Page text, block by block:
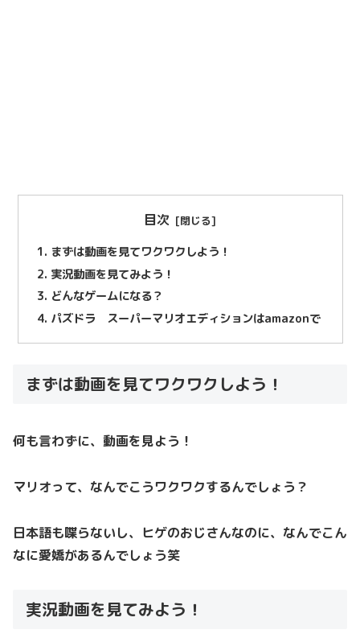
目次
まずは動画を見てワクワクしよう！
実況動画を見てみよう！
どんなゲームになる？
パズドラ スーパーマリオエディションはamazonで
まずは動画を見てワクワクしよう！
何も言わずに、動画を見よう！
マリオって、なんでこうワクワクするんでしょう？
日本語も喋らないし、ヒゲのおじさんなのに、なんでこん
なに愛嬌があるんでしょう笑
実況動画を見てみよう！